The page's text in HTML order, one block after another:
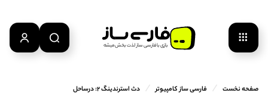
بازی‌ با‌ فارسی‌ ساز‌ لذت‌ بخش‌ میشه
صفحه نخست / فارسی ساز کامپیوتر / دث استرندینگ 2: درساحل